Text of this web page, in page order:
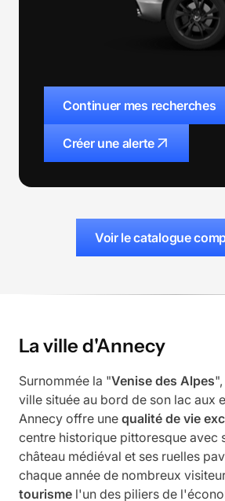
Continuer mes recherches
Créer une alerte
Voir le catalogue
La ville d'Annecy
Surnommée la "Venise des Alpes
ville située au bord de son lac aux
Annecy offre une qualité de vie
centre historique pittoresque avec
château médiéval et ses ruelles
chaque année de nombreux
tourisme l'un des piliers de